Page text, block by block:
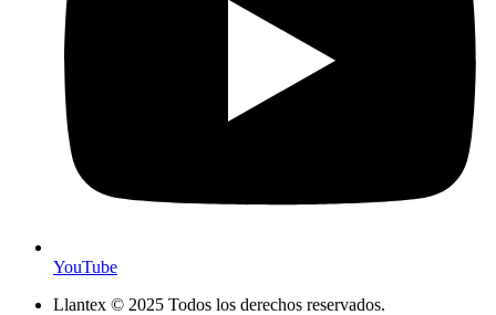
YouTube
Llantex © 2025 Todos los derechos reservados.